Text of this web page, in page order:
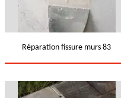
Réparation fissure murs 83